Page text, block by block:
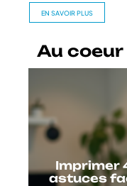
EN SAVOIR PLUS
Au
Imprimer
astuces